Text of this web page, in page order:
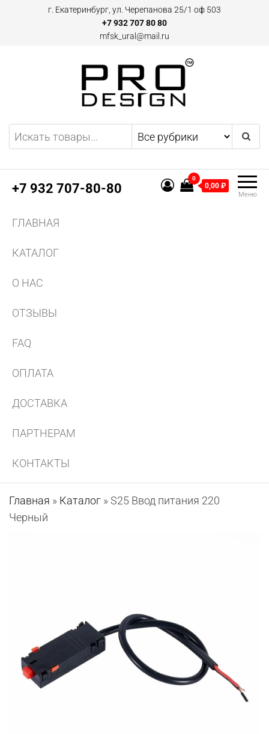
г. Екатеринбург, ул. Черепанова 25/1 оф 503
+7 932 707 80 80
mfsk_ural@mail.ru
Двери и плинтусы скрытого
монтажа Pro Design в
Екатеринбурге
Предоставляем
эксклюзивные предложения
скрытого монтажа, а также
другим профилям и
конструкциям из алюминия.
+7 932 707-80-80 Меню
0
0,00 ₽
ГЛАВНАЯ
КАТАЛОГ
О НАС
ОТЗЫВЫ
FAQ
ОПЛАТА
ДОСТАВКА
ПАРТНЕРАМ
КОНТАКТЫ
Главная » Каталог »S25 Ввод питания 220
Черный